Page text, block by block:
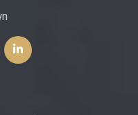
Instagram